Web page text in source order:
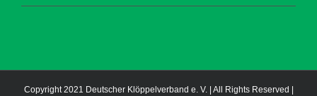
Copyright 2021 Deutscher Klöppelverband e. V. | All Rights Reserved |